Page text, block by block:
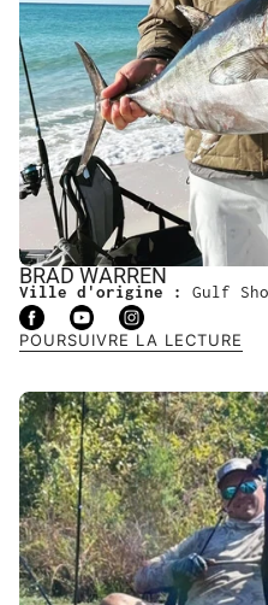
BRAD WARREN
Ville d'origine : Gulf
POURSUIVRE LA LECTURE